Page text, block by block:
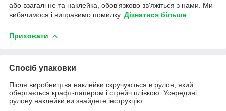
або взагалі не та наклейка, обов'язково зв'яжіться з нами. Ми
вибачимося і виправимо помилку. Дізнатися більше
Приховати
Спосіб упаковки
Після виробництва наклейки скручуються в рулон, який
обертається крафт-папером і стрейч плівкою. Усередині
рулону наклейки ви знайдете інструкцію.